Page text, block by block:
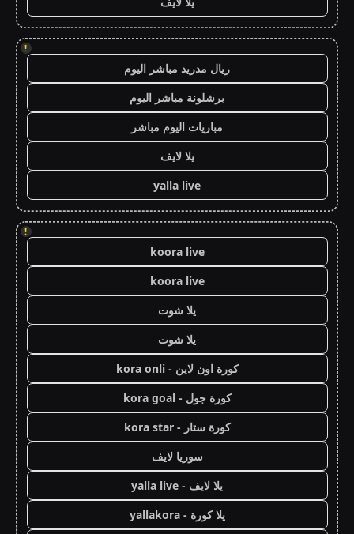
!
ريال مدريد مباشر اليوم
برشلونة مباشر اليوم
مباريات اليوم مباشر
يلا لايف
yalla live
!
koora live
koora live
يلا شوت
يلا شوت
كورة اون لاين - kora onli
كورة جول - kora goal
كورة ستار - kora star
سوريا لايف
يلا لايف - yalla live
يلا كورة - yallakora